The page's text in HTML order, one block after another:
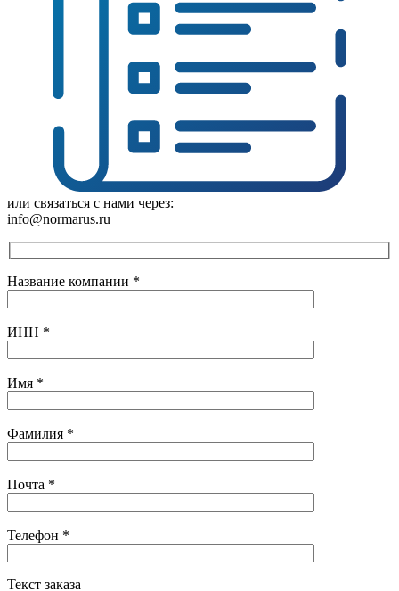
или связаться с нами через:
info@normarus.ru
Название компании *
ИНН *
Имя *
Фамилия *
Почта *
Телефон *
Текст заказа